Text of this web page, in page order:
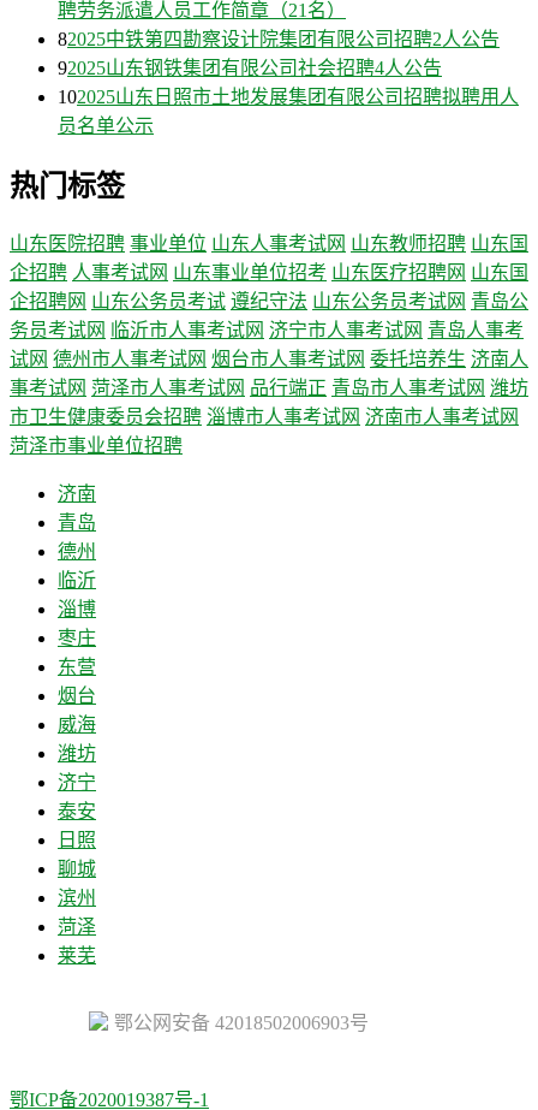
聘劳务派遣人员工作简章（21名）
82025中铁第四勘察设计院集团有限公司招聘2人公告
92025山东钢铁集团有限公司社会招聘4人公告
102025山东日照市土地发展集团有限公司招聘拟聘用人
员名单公示
热门标签
山东医院招聘 事业单位 山东人事考试网 山东教师招聘 山东国
企招聘 人事考试网 山东事业单位招考 山东医疗招聘网 山东国
企招聘网 山东公务员考试 遵纪守法 山东公务员考试网 青岛公
务员考试网 临沂市人事考试网 济宁市人事考试网 青岛人事考
试网 德州市人事考试网 烟台市人事考试网 委托培养生 济南人
事考试网 菏泽市人事考试网 品行端正 青岛市人事考试网 潍坊
市卫生健康委员会招聘 淄博市人事考试网 济南市人事考试网
菏泽市事业单位招聘
济南
青岛
德州
临沂
淄博
枣庄
东营
烟台
威海
潍坊
济宁
泰安
日照
聊城
滨州
菏泽
莱芜
鄂公网安备 42018502006903号
鄂ICP备2020019387号-1